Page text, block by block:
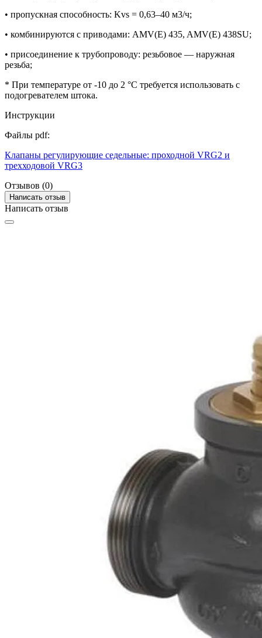
• пропускная способность: Kvs = 0,63–40 м3/ч;
• комбинируются с приводами: AMV(E) 435, AMV(E) 438SU;
• присоединение к трубопроводу: резьбовое — наружная
резьба;
* При температуре от -10 до 2 °С требуется использовать с
подогревателем штока.
Инструкции
Файлы pdf:
Клапаны регулирующие седельные: проходной VRG2 и
трехходовой VRG3
Отзывов (0)
Написать отзыв
Написать отзыв